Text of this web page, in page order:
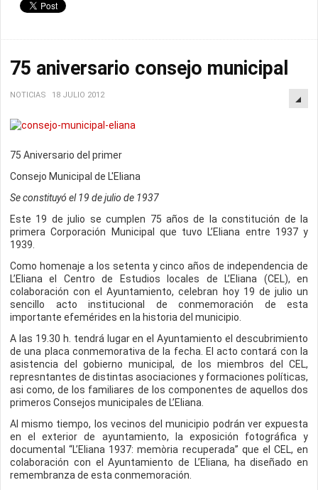
75 aniversario consejo municipal
NOTICIAS 18 JULIO 2012
75 Aniversario del primer
Consejo Municipal de L'Eliana
Se constituyó el 19 de julio de 1937
Este 19 de julio se cumplen 75 años de la constitución de la
primera Corporación Municipal que tuvo L’Eliana entre 1937 y
1939.
Como homenaje a los setenta y cinco años de independencia de
L’Eliana el Centro de Estudios locales de L’Eliana (CEL), en
colaboración con el Ayuntamiento, celebran hoy 19 de julio un
sencillo acto institucional de conmemoración de esta
importante efemérides en la historia del municipio.
A las 19.30 h. tendrá lugar en el Ayuntamiento el descubrimiento
de una placa conmemorativa de la fecha. El acto contará con la
asistencia del gobierno municipal, de los miembros del CEL,
represntantes de distintas asociaciones y formaciones políticas,
asi como, de los familiares de los componentes de aquellos dos
primeros Consejos municipales de L’Eliana.
Al mismo tiempo, los vecinos del municipio podrán ver expuesta
en el exterior de ayuntamiento, la exposición fotográfica y
documental “L’Eliana 1937: memòria recuperada” que el CEL, en
colaboración con el Ayuntamiento de L’Eliana, ha diseñado en
remembranza de esta conmemoración.